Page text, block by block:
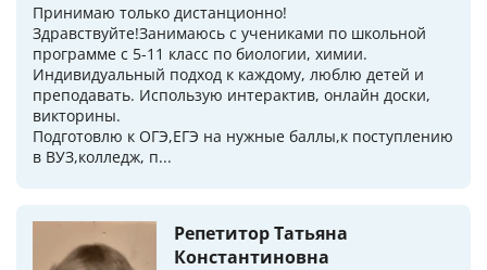
Принимаю только дистанционно!
Здравствуйте!Занимаюсь с учениками по школьной
программе с 5-11 класс по биологии, химии.
Индивидуальный подход к каждому, люблю детей и
преподавать. Использую интерактив, онлайн доски,
викторины.
Подготовлю к ОГЭ,ЕГЭ на нужные баллы,к поступлению
в ВУЗ,колледж, п...
Репетитор Татьяна
Константиновна